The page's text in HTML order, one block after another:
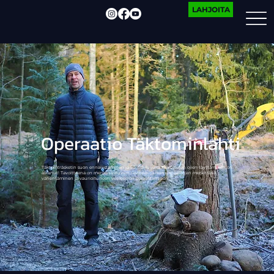
LAHJOITA
Operaatio Täktominlahti
Täktomträsketin suon ennallistaminen ja 50–70-luvulla kaivettujen ojien täyttäminen on
alkanut! Tavoitteena on mereen valuvien ravinne- ja humuspäästöjen merkittävä
vähentäminen ja vaurioituneen vesikierron palauttaminen.